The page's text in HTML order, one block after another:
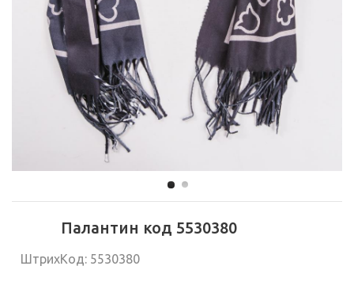
Палантин код 5530380
ШтрихКод: 5530380